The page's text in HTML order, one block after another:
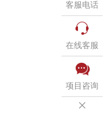
客服电话

在线客服

项目咨询
